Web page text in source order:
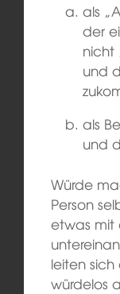
als
der
nicht
und
als
und
Würde
Person
etwas mit
leiten
würdelos